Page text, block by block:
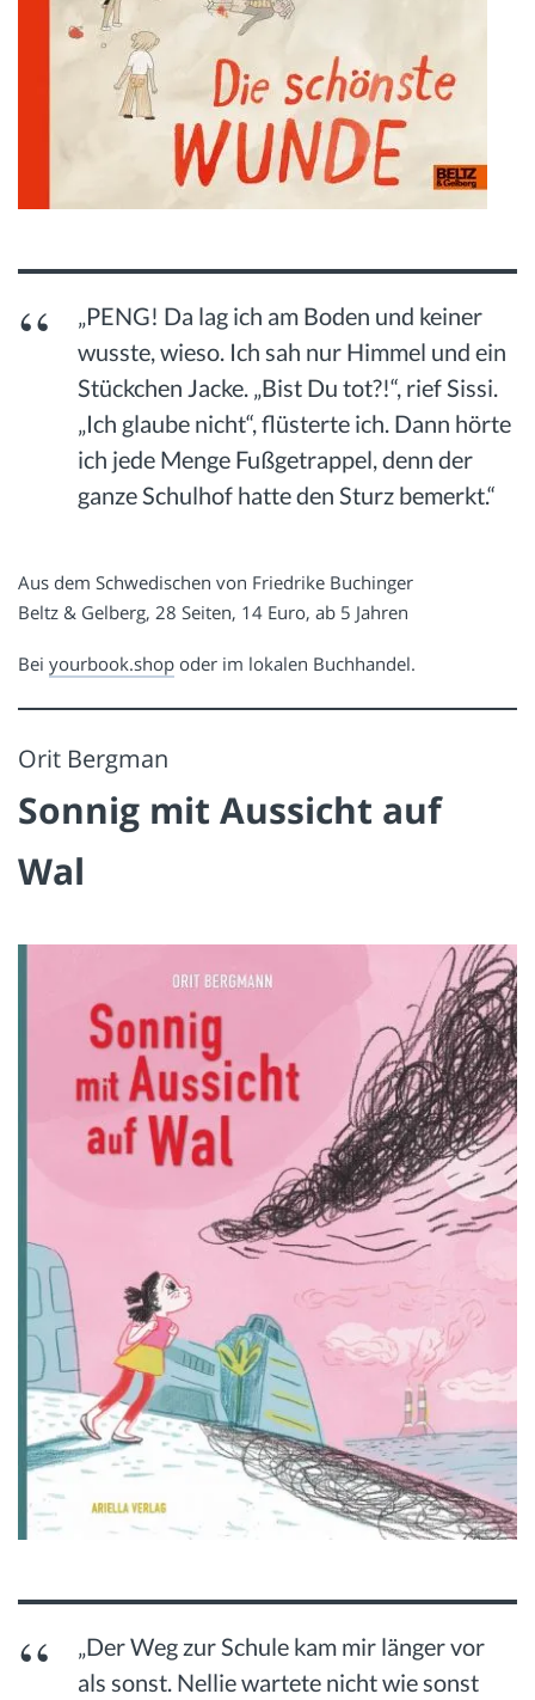
„PENG! Da lag ich am Boden und keiner
wusste, wieso. Ich sah nur Himmel und ein
Stückchen Jacke. „Bist Du tot?!“, rief Sissi.
„Ich glaube nicht“, flüsterte ich. Dann hörte
ich jede Menge Fußgetrappel, denn der
ganze Schulhof hatte den Sturz bemerkt.“
Aus dem Schwedischen von Friedrike Buchinger
Beltz & Gelberg, 28 Seiten, 14 Euro, ab 5 Jahren
Bei yourbook.shop oder im lokalen Buchhandel.
Orit Bergman
Sonnig mit Aussicht auf
Wal
„Der Weg zur Schule kam mir länger vor
als sonst. Nellie wartete nicht wie sonst